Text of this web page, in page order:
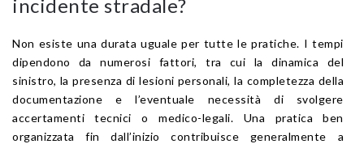
incidente stradale?
Non esiste una durata uguale per tutte le pratiche. I tempi
dipendono da numerosi fattori, tra cui la dinamica del
sinistro, la presenza di lesioni personali, la completezza della
documentazione e l’eventuale necessità di svolgere
accertamenti tecnici o medico-legali. Una pratica ben
organizzata fin dall’inizio contribuisce generalmente a